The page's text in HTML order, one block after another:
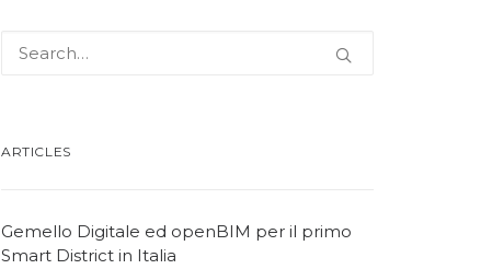
ARTICLES
Gemello Digitale ed openBIM per il primo
Smart District in Italia